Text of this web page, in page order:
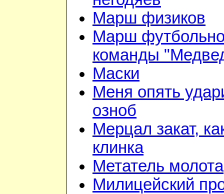
Марш физиков
Марш
команды
Маски
Меня опять
озноб
Мерцал закат,
клинка
Метатель молота
Милицейский